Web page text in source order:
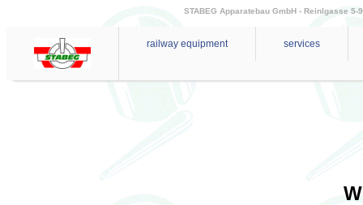
STABEG Apparatebau GmbH - Reinlgasse 5-
railway equipment services